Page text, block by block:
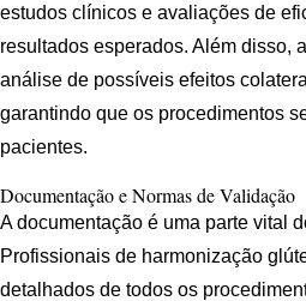
estudos clínicos e avaliações de
resultados esperados. Além disso,
análise de possíveis efeitos
garantindo que os procedimentos
pacientes.
Documentação e Normas de Validação
A documentação é uma parte vital
Profissionais de harmonização
detalhados de todos os